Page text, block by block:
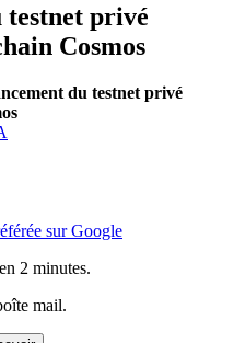
testnet privé
Cosmos
du testnet privé
sur Google
en 2 minutes.
mail.